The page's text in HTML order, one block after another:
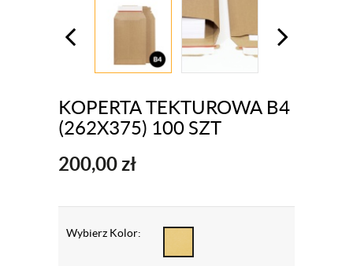
KOPERTA TEKTUROWA B4
(262X375) 100 SZT
200,00zł
Wybierz Kolor: